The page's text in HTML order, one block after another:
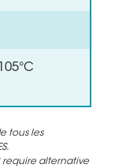
tous les
require alternative